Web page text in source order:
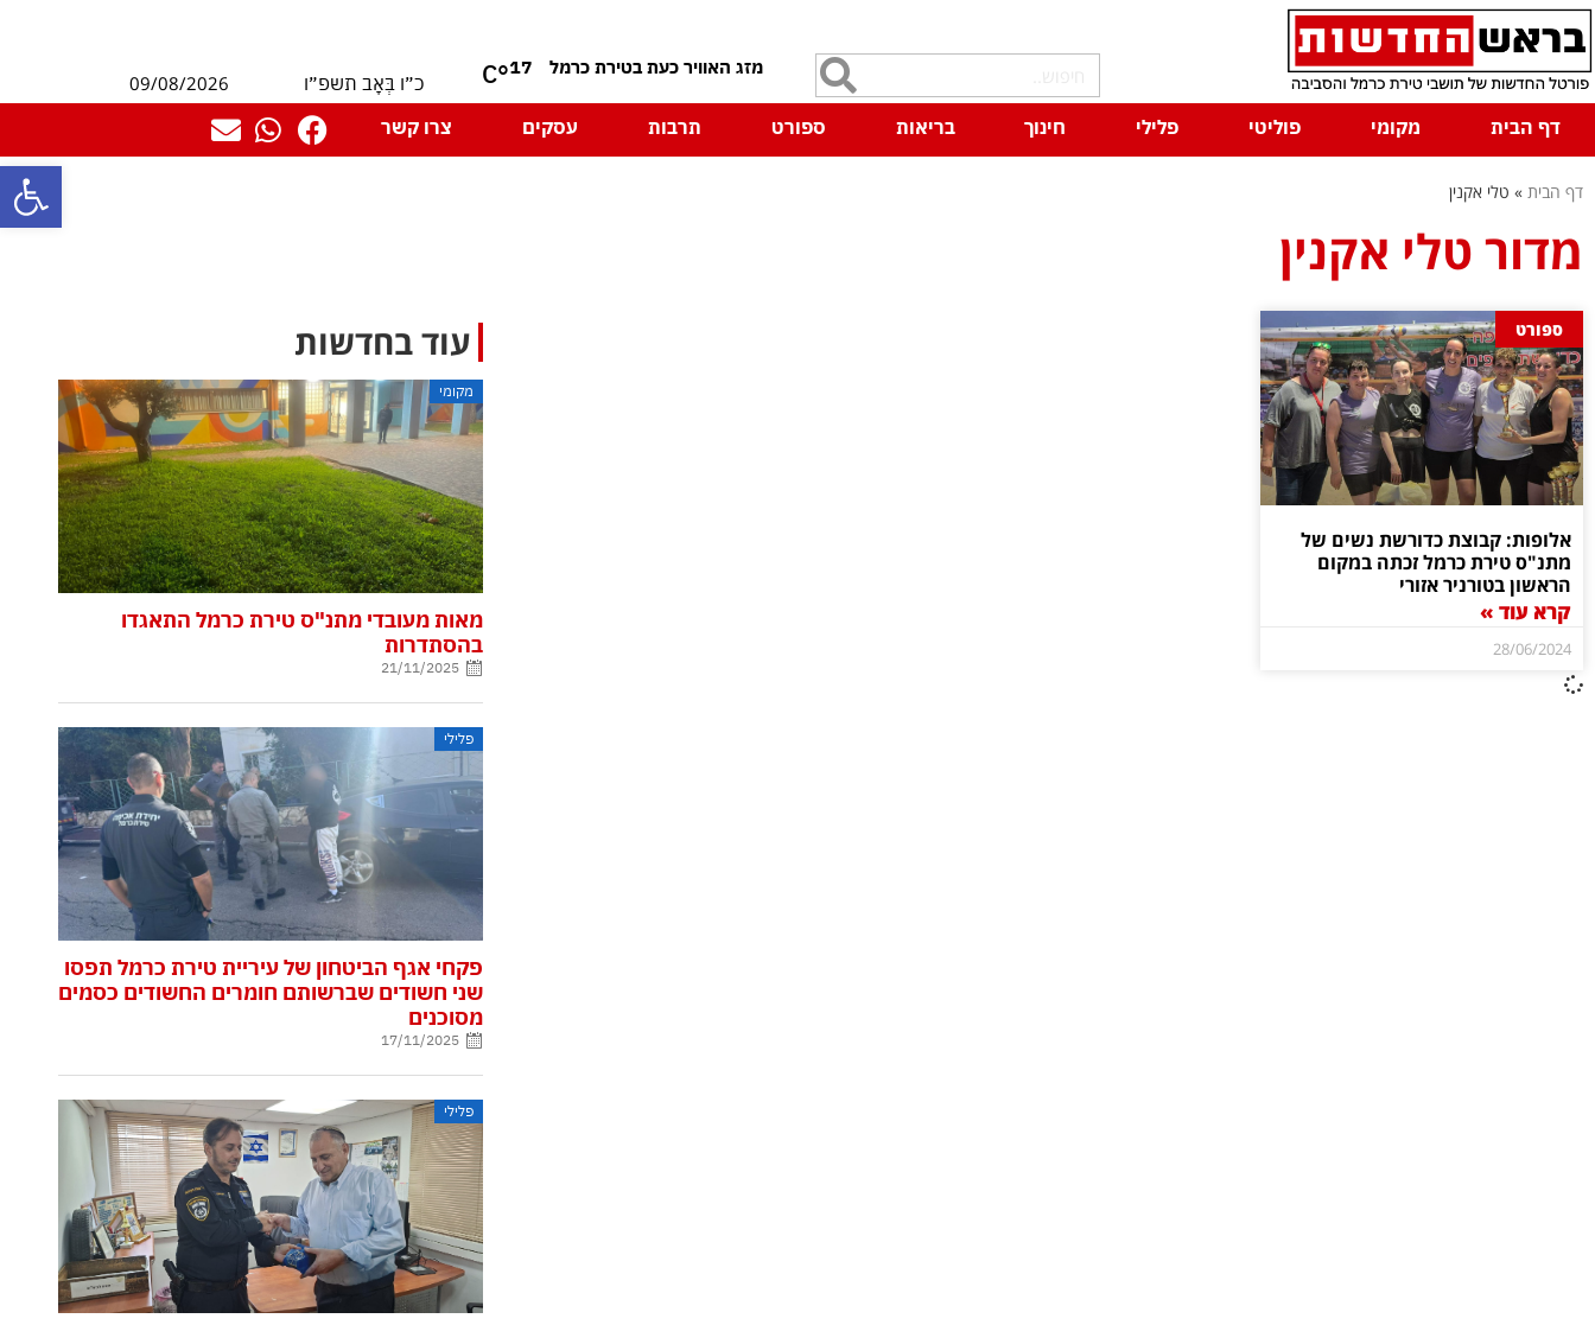
פתח
17
°C כ״ו בְּאָב תשפ״ו
09/08/2026
דף הבית
מקומי פוליטי פלילי חינוך בריאות ספורט תרבות עסקים צרו קשר
דף הבית » טלי אקנין
מדור טלי אקנין
ספורט
אלופות: קבוצת כדורשת נשים של
מתנ"ס טירת כרמל זכתה במקום
הראשון בטורניר אזורי
קרא עוד »
28/06/2024
עוד בחדשות
מקומי
מאות מעובדי מתנ"ס טירת כרמל התאגדו
בהסתדרות
21/11/2025
פלילי
פקחי אגף הביטחון של עיריית טירת כרמל תפסו
שני חשודים שברשותם חומרים החשודים כסמים
מסוכנים
17/11/2025
פלילי